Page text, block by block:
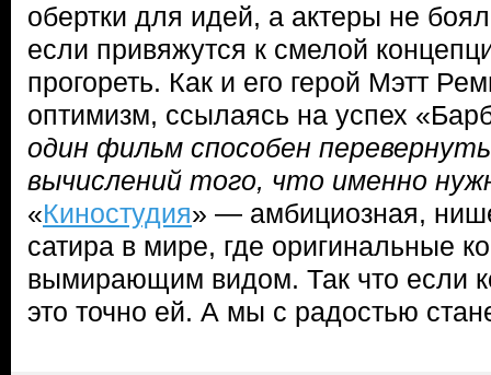
обертки для идей, а актеры не
если привяжутся к смелой
прогореть. Как и его герой Мэтт
оптимизм, ссылаясь на успех
один фильм способен
вычислений того, что именно
«Киностудия» — амбициозная,
сатира в мире, где оригинальные
вымирающим видом. Так что если
это точно ей. А мы с радостью